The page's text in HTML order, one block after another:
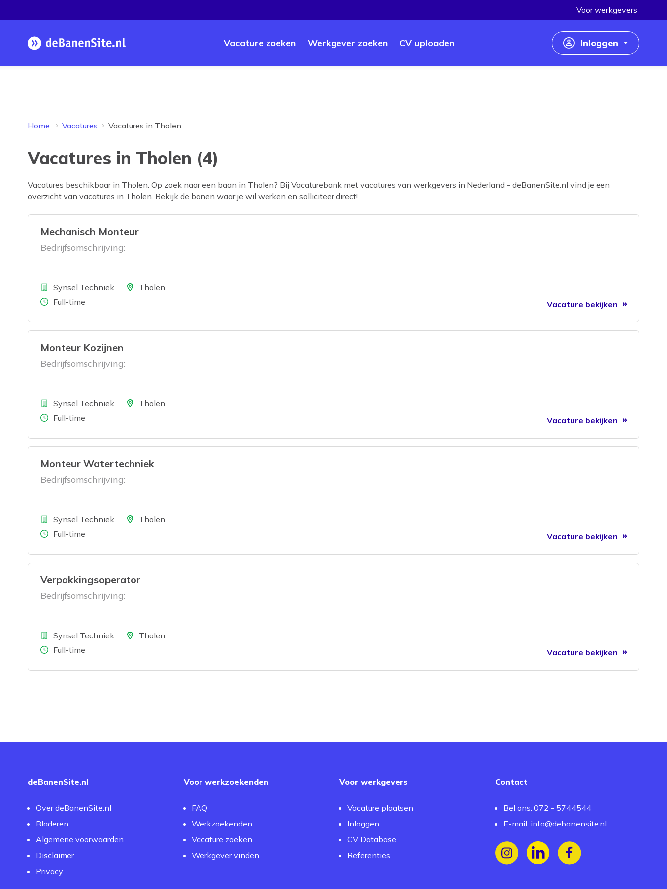
Homepage Vacature zoeken Werkgever zoeken CV uploaden
Voor werkgevers
Inloggen
Home Vacatures Vacatures in Tholen
Vacatures in Tholen (4)
Vacatures beschikbaar in Tholen. Op zoek naar een baan in Tholen? Bij Vacaturebank met vacatures van werkgevers in Nederland - deBanenSite.nl vind je een
overzicht van vacatures in Tholen. Bekijk de banen waar je wil werken en solliciteer direct!
Mechanisch Monteur
Bedrijfsomschrijving:
BedrijfSynsel Techniek LocatieTholen
Aantal uren
Full-time Vacature bekijken
Monteur Kozijnen
Bedrijfsomschrijving:
BedrijfSynsel Techniek LocatieTholen
Aantal uren
Full-time Vacature bekijken
Monteur Watertechniek
Bedrijfsomschrijving:
BedrijfSynsel Techniek LocatieTholen
Aantal uren
Full-time Vacature bekijken
Verpakkingsoperator
Bedrijfsomschrijving:
BedrijfSynsel Techniek LocatieTholen
Aantal uren
Full-time Vacature bekijken
deBanenSite.nl
Over deBanenSite.nl
Bladeren
Algemene voorwaarden
Disclaimer
Privacy
Voor werkzoekenden
FAQ
Werkzoekenden
Vacature zoeken
Werkgever vinden
Voor werkgevers
Vacature plaatsen
Inloggen
CV Database
Referenties
Contact
Bel ons: 072 - 5744544
E-mail: info@debanensite.nl